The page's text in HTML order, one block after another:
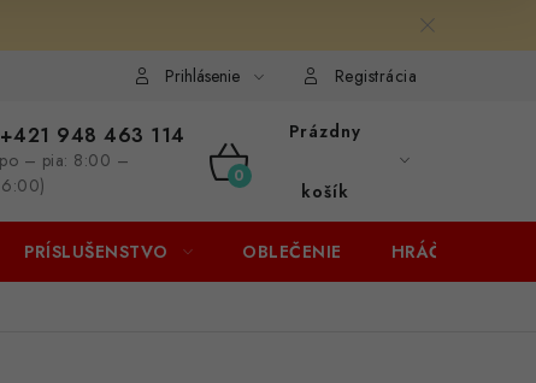
Prihlásenie Registrácia
+421 948 463 114
– pia: 8:00 –
NÁKUPNÝ
KOŠÍK
Prázdny
košík
PRÍSLUŠENSTVO OBLEČENIE HRÁČI